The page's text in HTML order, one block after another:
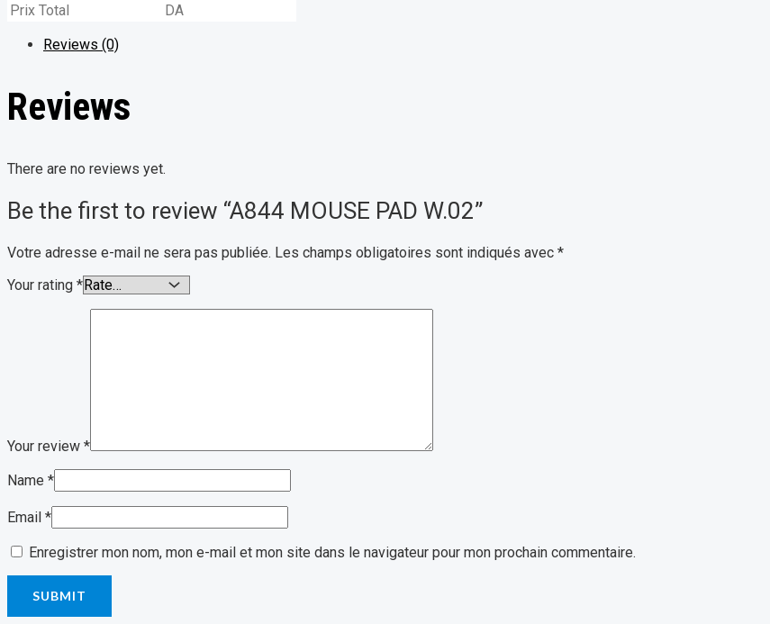
Prix Total
DA
Reviews (0)
Reviews
There are no reviews yet.
Be the first to review “A844 MOUSE PAD W.02”
Votre adresse e-mail ne sera pas publiée. Les champs obligatoires sont indiqués avec *
Your rating *
Your review *
Name *
Email *
Enregistrer mon nom, mon e-mail et mon site dans le navigateur pour mon prochain commentaire.